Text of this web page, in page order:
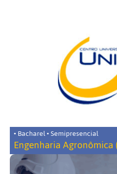
• Bacharel • Semipresencial
Engenharia